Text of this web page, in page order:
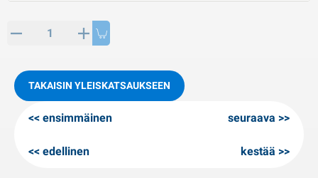
TAKAISIN YLEISKATSAUKSEEN
ensimmäinen
edellinen
seuraava
kestää